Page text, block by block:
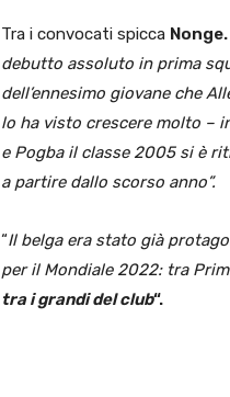
Tra i convocati spicca Nonge.
debutto assoluto in prima
dell’ennesimo giovane che
lo ha visto crescere molto –
e Pogba il classe 2005 si è
a partire dallo scorso anno”.
“Il belga era stato già
per il Mondiale 2022: tra
tra i grandi del club“.